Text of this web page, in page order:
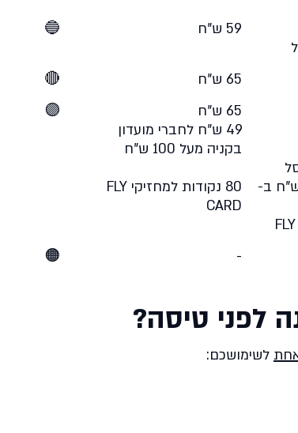
59 ש"ח 🔵
65 ש"ח
🔴
ברכישה מעל 100 ש"ח ב-
65 ש"ח
49 ש"ח לחברי מועדון
בקניה מעל 100 ש"ח
80 נקודות למחזיקי FLY
CARD
🟣
-
🟠
לפני טיסה?
לשימושכם: